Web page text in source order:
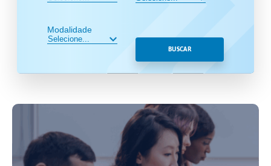
Modalidade
BUSCAR